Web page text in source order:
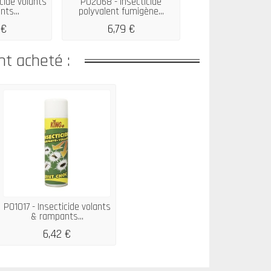
polyvalent fumigène...
6,79 €
acheté :
P01017 - Insecticide volants
& rampants...
6,42 €